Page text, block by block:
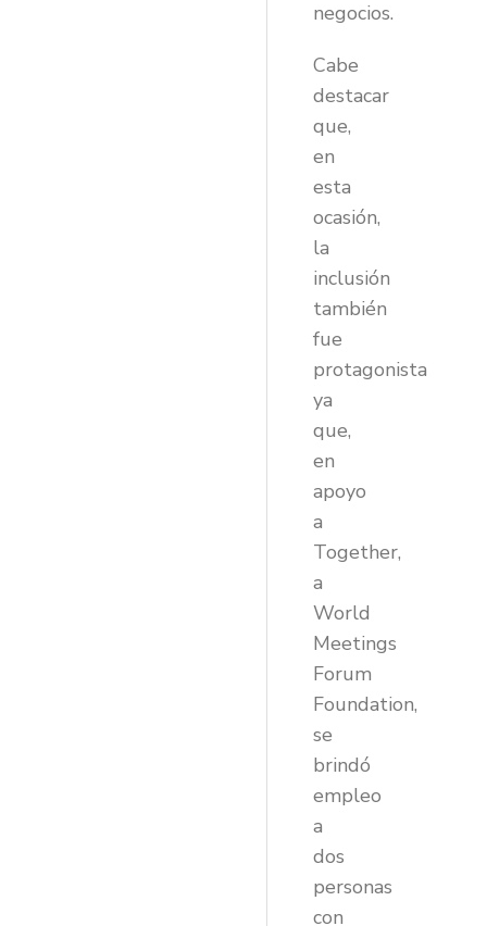
negocios.
Cabe
destacar
que,
en
esta
ocasión,
la
inclusión
también
fue
protagonista
ya
que,
en
apoyo
a
Together,
a
World
Meetings
Forum
Foundation,
se
brindó
empleo
a
dos
personas
con